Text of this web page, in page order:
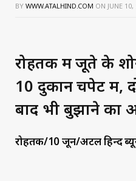
BY WWW.ATALHIND.COM ON JUNE
रोहतक में जूते के
10 दुकानें चपेट में,
बाद भी बुझाने का
रोहतक/10 जून/अटल हिन्द